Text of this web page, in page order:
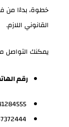
خطوة، بدءًا من
القانوني اللازم.
يمكنك التواصل
رقم
0581284555
0547372444